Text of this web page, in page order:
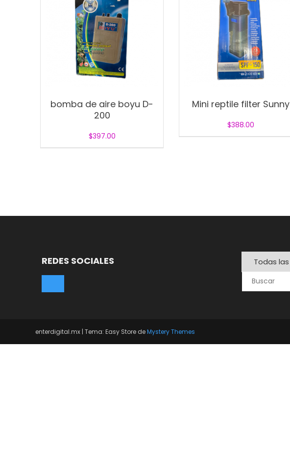
bomba de aire boyu D-
200
$397.00
Mini reptile filter Sunny
$388.00
REDES SOCIALES
enterdigital.mx | Tema: Easy Store deMystery Themes